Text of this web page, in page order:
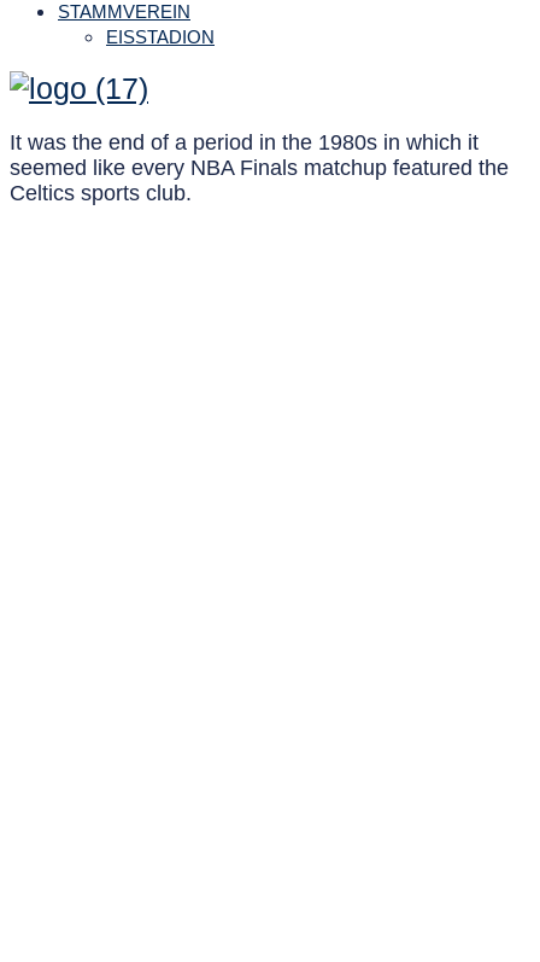
STAMMVEREIN
EISSTADION
It was the end of a period in the 1980s in which it
seemed like every NBA Finals matchup featured the
Celtics sports club.